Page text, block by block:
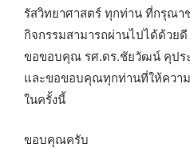
รัสวิทยาศาสตร์ ทุกท่าน ที่กรุณา
กิจกรรมสามารถผ่านไปได้ด้วยดี
ขอขอบคุณ รศ.ดร.ชัยวัฒน์ คุปร
และขอขอบคุณทุกท่านที่ให้ความ
ในครั้งนี้
ขอบคุณครับ